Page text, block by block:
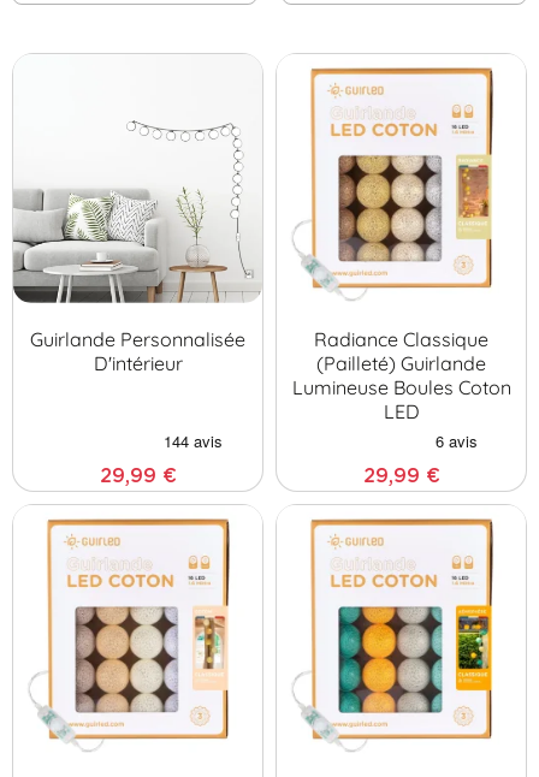
Guirlande Personnalisée
D'intérieur
29,99 €
Radiance Classique
(pailleté) Guirlande
Lumineuse Boules Coton
LED
29,99 €